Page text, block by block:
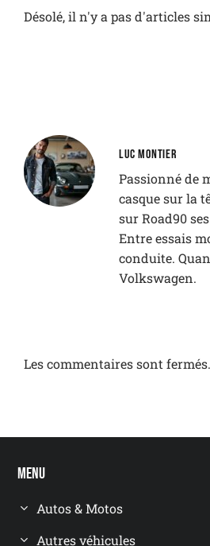
Désolé, il n'y a pas d'articles
LUC MONTIER
Passionné de
casque sur la
sur Road90
Entre essais
conduite.
Volkswagen.
Les commentaires sont fermés.
Menu
Autos & Motos
Autres véhicules